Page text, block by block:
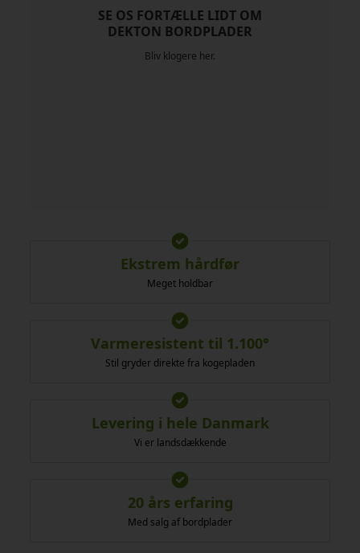
SE OS FORTÆLLE LIDT OM
DEKTON BORDPLADER
Bliv klogere her.
Ekstrem hårdfør
Meget holdbar
Varmeresistent til 1.100°
Stil gryder direkte fra kogepladen
Levering i hele Danmark
Vi er landsdækkende
20 års erfaring
Med salg af bordplader